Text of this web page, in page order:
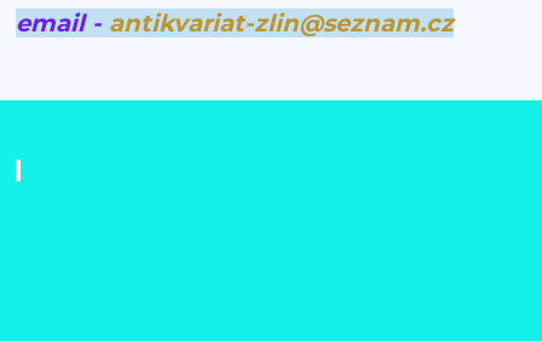
email - antikvariat-zlin@seznam.cz